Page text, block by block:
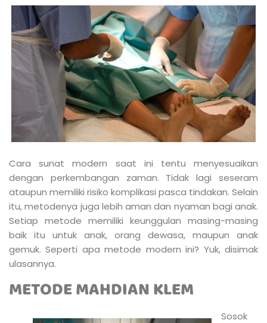
Cara sunat modern saat ini tentu menyesuaikan
dengan perkembangan zaman. Tidak lagi seseram
ataupun memiliki risiko komplikasi pasca tindakan. Selain
itu, metodenya juga lebih aman dan nyaman bagi anak.
Setiap metode memiliki keunggulan masing-masing
baik itu untuk anak, orang dewasa, maupun anak
gemuk. Seperti apa metode modern ini? Yuk, disimak
ulasannya.
METODE MAHDIAN KLEM
Sosok